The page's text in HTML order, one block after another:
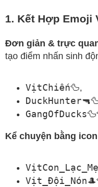
1. Kết Hợp Emoji
Đơn giản & trực
tạo điểm nhấn sinh
VịtChiến🦆,
Kể chuyện bằng